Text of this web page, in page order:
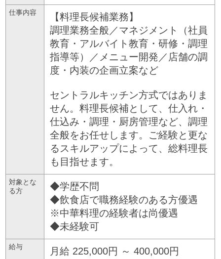
仕事内容
【料理長候補業務】
調理業務全般／マネジメント（社員
教育・アルバイト教育・研修・調理
指導等）／メニュー開発／店舗の調
度・内装の企画立案など
セントラルキッチン方式ではありま
せん。料理長候補として、仕入れ・
仕込み・調理・厨房管理など、調理
全般をお任せします。ご経験と更な
るスキルアップによって、総料理長
も目指せます。
対象とな
る方
◆学歴不問
◆飲食店で職務経験のある方優遇
※中華料理の経験者は尚優遇
◆未経験可
給与
月給 225,000円 ～ 400,000円